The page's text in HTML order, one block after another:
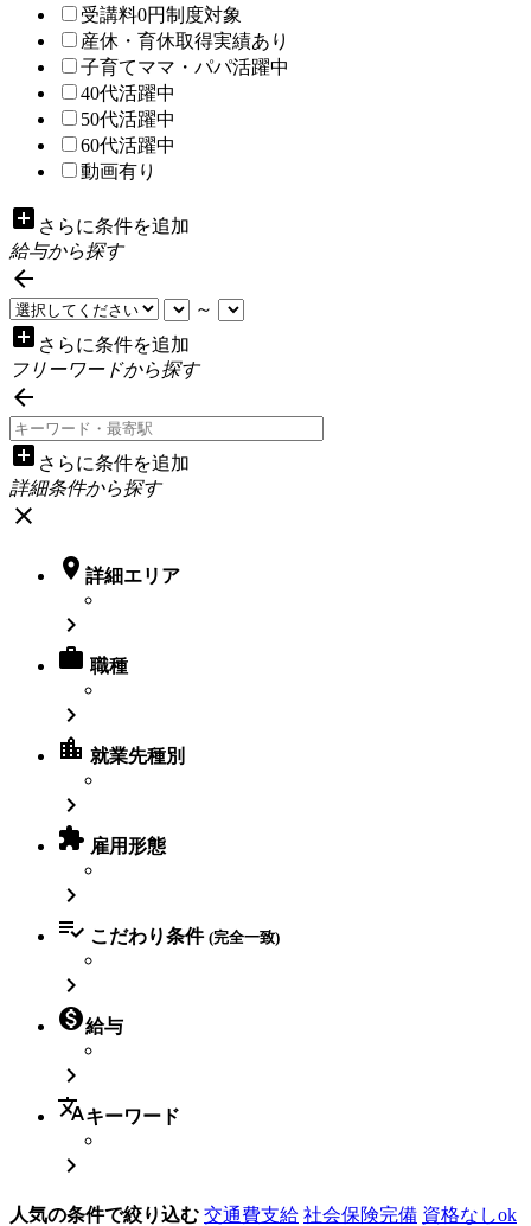
受講料0円制度対象
産休・育休取得実績あり
子育てママ・パパ活躍中
40代活躍中
50代活躍中
60代活躍中
動画有り
add_box さらに条件を追加
給与から探す

～
add_box さらに条件を追加
フリーワードから探す

add_box さらに条件を追加
詳細条件から探す
close
 詳細エリア

 職種

location_city 就業先種別

 雇用形態

 こだわり条件 (完全一致)

給与

translateキーワード

人気の条件で絞り込む 交通費支給 社会保険完備 資格なしok